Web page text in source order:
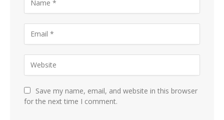
Save my name, email, and website in this browser
for the next time I comment.